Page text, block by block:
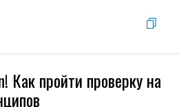
Как пройти проверку на